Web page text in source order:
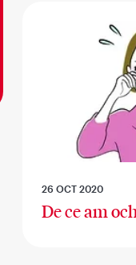
26 OCT 2020
De ce am